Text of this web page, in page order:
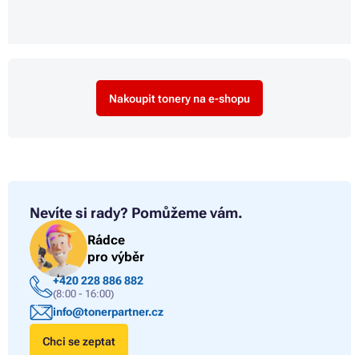
Nakoupit tonery na e-shopu
Nevíte si rady? Pomůžeme vám.
Rádce
pro výběr
+420 228 886 882
(8:00 - 16:00)
info@tonerpartner.cz
Chci se zeptat